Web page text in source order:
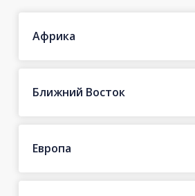
Африка
Ближний Восток
Европа